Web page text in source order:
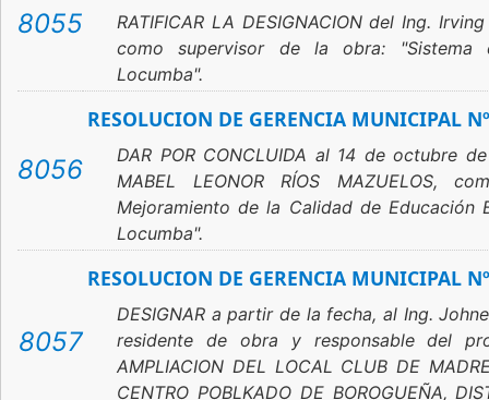
8055
RATIFICAR LA DESIGNACION del Ing.
como supervisor de la obra: "Sistema
Locumba".
8056
RESOLUCION DE GERENCIA MUNICIPAL
DAR POR CONCLUIDA al 14 de octubre
MABEL LEONOR RÍOS MAZUELOS,
Mejoramiento de la Calidad de Educación
Locumba".
8057
RESOLUCION DE GERENCIA MUNICIPAL
DESIGNAR a partir de la fecha, al Ing.
residente de obra y responsable del
AMPLIACION DEL LOCAL CLUB DE
CENTRO POBLKADO DE BOROGUEÑA,